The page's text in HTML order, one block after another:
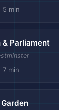
5 min
Parliament
7 min